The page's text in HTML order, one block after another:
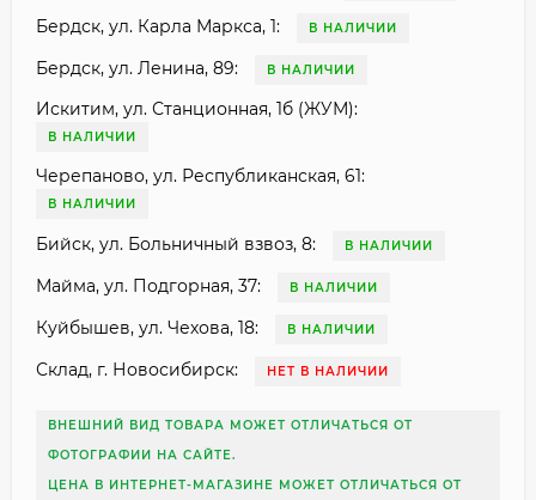
Бердск, ул. Карла Маркса, 1: В НАЛИЧИИ
Бердск, ул. Ленина, 89: В НАЛИЧИИ
Искитим, ул. Станционная, 1б (ЖУМ):
В НАЛИЧИИ
Черепаново, ул. Республиканская, 61:
В НАЛИЧИИ
Бийск, ул. Больничный взвоз, 8: В НАЛИЧИИ
Майма, ул. Подгорная, 37: В НАЛИЧИИ
Куйбышев, ул. Чехова, 18: В НАЛИЧИИ
Склад, г. Новосибирск: НЕТ В НАЛИЧИИ
ВНЕШНИЙ ВИД ТОВАРА МОЖЕТ ОТЛИЧАТЬСЯ ОТ
ФОТОГРАФИИ НА САЙТЕ.
ЦЕНА В ИНТЕРНЕТ-МАГАЗИНЕ МОЖЕТ ОТЛИЧАТЬСЯ ОТ